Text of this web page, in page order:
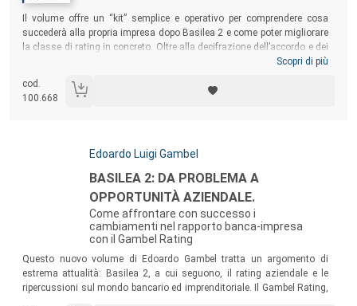
Sommario:
Il volume offre un “kit” semplice e operativo per comprendere cosa
succederà alla propria impresa dopo Basilea 2 e come poter migliorare
la classe di rating in concreto. Oltre alla decifrazione dell’accordo e dei
risvolti, viene presentato il Basel-Test per l’individuazione del
effettuare strategicamente per un miglioramento del proprio standing.
Inoltre, in sette punti cardine si forniscono le prescrizioni per un sicuro
Scopri di più
cod.
100.668
Autori:
Edoardo Luigi Gambel
Titolo:
BASILEA 2: DA PROBLEMA A
OPPORTUNITÀ AZIENDALE.
Come affrontare con successo i
cambiamenti nel rapporto banca-impresa
con il Gambel Rating
Questo nuovo volume di Edoardo Gambel tratta un argomento di
estrema attualità: Basilea 2, a cui seguono, il rating aziendale e le
ripercussioni sul mondo bancario ed imprenditoriale. Il Gambel Rating,